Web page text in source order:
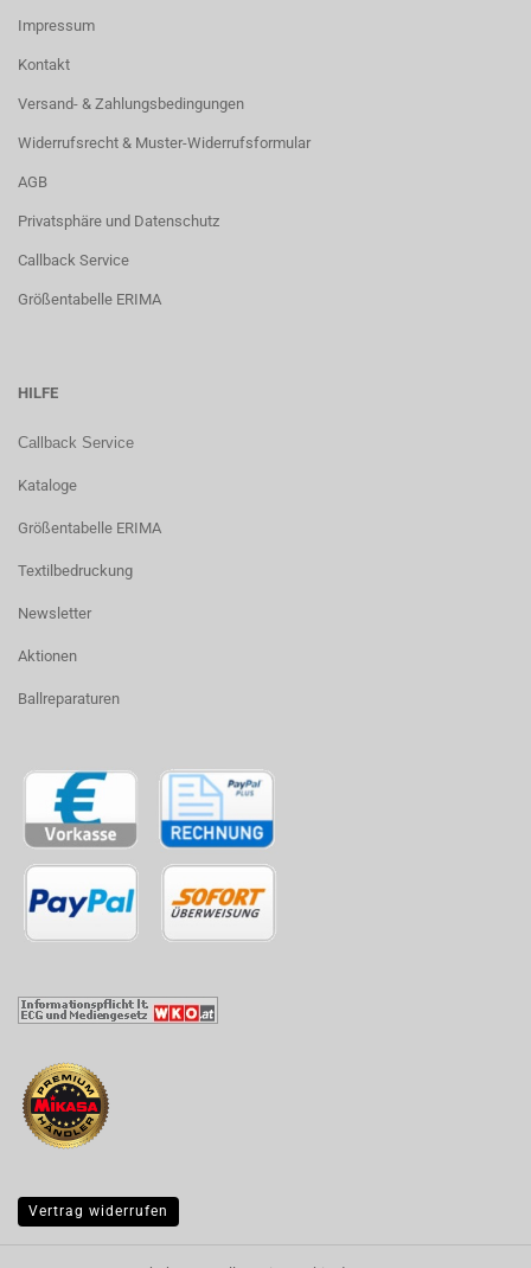
Impressum
Kontakt
Versand- & Zahlungsbedingungen
Widerrufsrecht & Muster-Widerrufsformular
AGB
Privatsphäre und Datenschutz
Callback Service
Größentabelle ERIMA
HILFE
Callback Service
Kataloge
Größentabelle ERIMA
Textilbedruckung
Newsletter
Aktionen
Ballreparaturen
Vertrag widerrufen